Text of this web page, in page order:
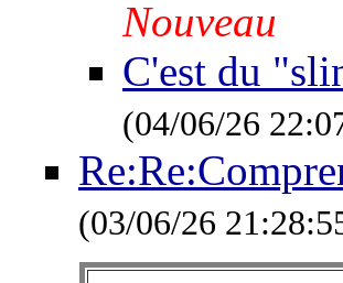
Nouveau
C'est du
(04/06/26
(03/06/26